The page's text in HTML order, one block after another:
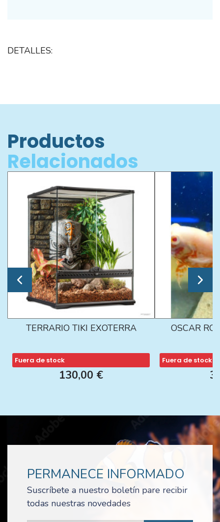
DETALLES:
Productos
Relacionados
TERRARIO TIKI EXOTERRA
Fuera de stock
130,00 €
OSCAR
Fuera de stock
PERMANECE INFORMADO
Suscríbete a nuestro boletín pare recibir
todas nuestras novedades